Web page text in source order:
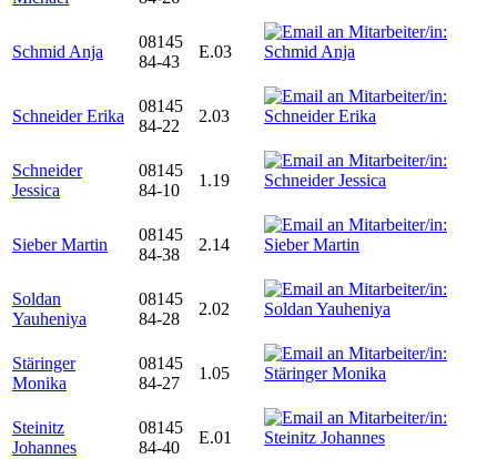
Schmid Anja
08145
84-43
E.03
Schneider Erika
08145
84-22
2.03
Schneider
Jessica
08145
84-10
1.19
Sieber Martin
08145
84-38
2.14
Soldan
Yauheniya
08145
84-28
2.02
Stäringer
Monika
08145
84-27
1.05
Steinitz
Johannes
08145
84-40
E.01